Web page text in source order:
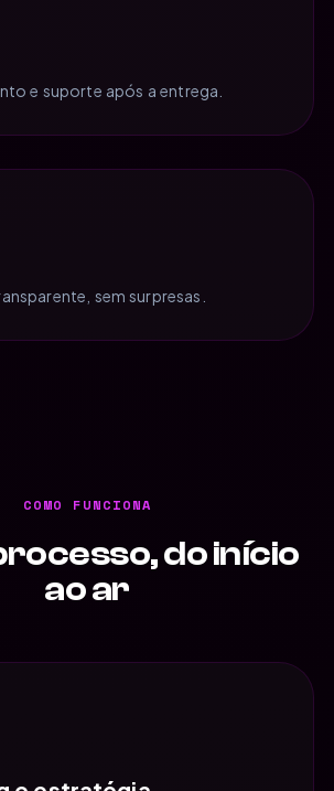
e suporte após a entrega.
sem surpresas.
COMO FUNCIONA
do início
ao ar